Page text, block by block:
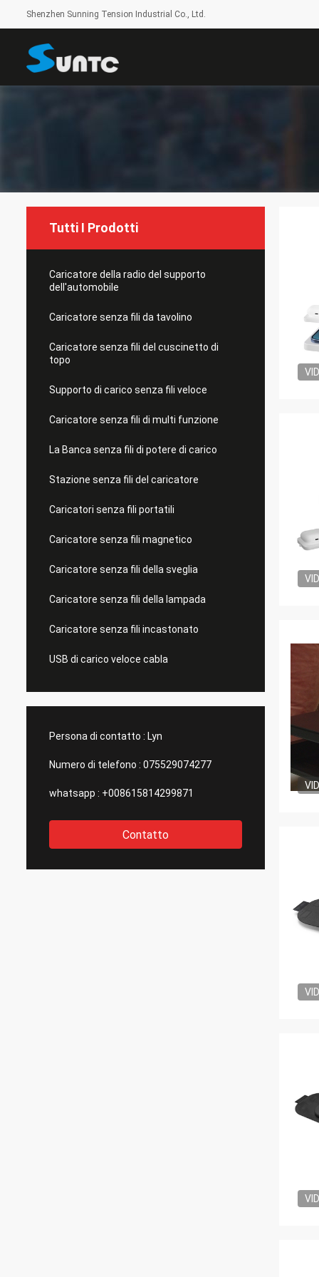
Shenzhen Sunning Tension Industrial Co., Ltd.
Tutti I Prodotti
Caricatore della radio del supporto
dell'automobile
Caricatore senza fili da tavolino
Caricatore senza fili del cuscinetto di
topo
Supporto di carico senza fili veloce
Caricatore senza fili di multi funzione
La Banca senza fili di potere di carico
Stazione senza fili del caricatore
Caricatori senza fili portatili
Caricatore senza fili magnetico
Caricatore senza fili della sveglia
Caricatore senza fili della lampada
Caricatore senza fili incastonato
USB di carico veloce cabla
Persona di contatto : Lyn
Numero di telefono : 075529074277
whatsapp : +008615814299871
Contatto